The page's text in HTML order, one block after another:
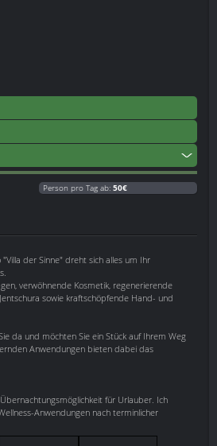
Person pro Tag ab: 50€
der Sinne" dreht sich alles um Ihr
verwöhnende Kosmetik, regenerierende
sowie kraftschöpfende Hand- und
da und möchten Sie ein Stück auf Ihrem Weg
Anwendungen bieten dabei das
für Urlauber. Ich
Anwendungen nach terminlicher